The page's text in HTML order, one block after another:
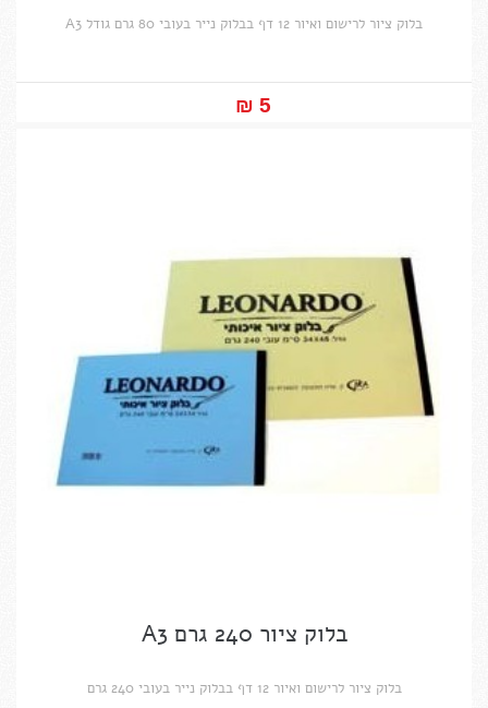
בלוק ציור לרישום ואיור 12 דף בבלוק נייר בעובי 80 גרם גודל A3
5 ₪‎
בלוק ציור 240 גרם A3
בלוק ציור לרישום ואיור 12 דף בבלוק נייר בעובי 240 גרם